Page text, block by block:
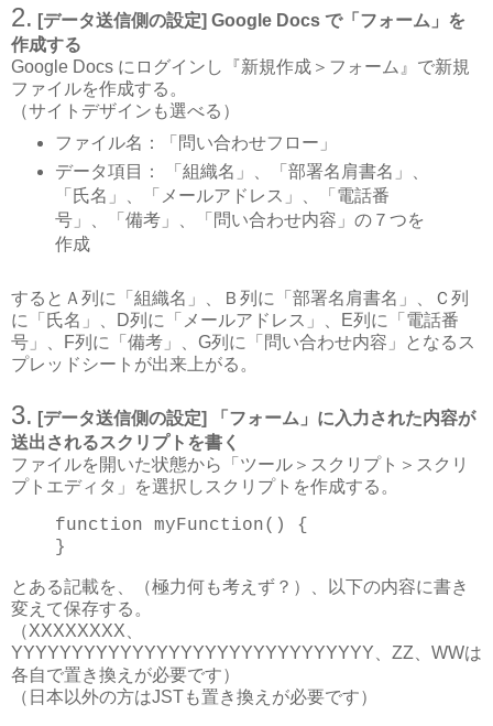
2. [データ送信側の設定] Google Docs で「フォーム」を
作成する
Google Docs にログインし『新規作成＞フォーム』で新規
ファイルを作成する。
（サイトデザインも選べる）
ファイル名：「 問い合わせフロー 」
データ項目： 「組織名」、「部署名肩書名」、
「氏名」、「メールアドレス」、「電話番
号」、「備考」、「問い合わせ内容」の７つを
作成
するとＡ列に「組織名」、Ｂ列に「部署名肩書名」、Ｃ列
に「氏名」、D列に「メールアドレス」、E列に「電話番
号」、F列に「備考」、G列に「問い合わせ内容」となるス
プレッドシートが出来上がる。
3. [データ送信側の設定] 「フォーム」に入力された内容が
送出されるスクリプトを書く
ファイルを開いた状態から「ツール＞スクリプト＞スクリ
プトエディタ」を選択しスクリプトを作成する。
function myFunction() {
}
とある記載を、（極力何も考えず？）、以下の内容に書き
変えて保存する。
（XXXXXXXX、
YYYYYYYYYYYYYYYYYYYYYYYYYYYYYY、ZZ、WWは
各自で置き換えが必要です）
（日本以外の方はJSTも置き換えが必要です）